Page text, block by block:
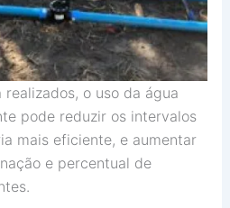
o uso da água
pode reduzir os intervalos
mais eficiente, e aumentar
e percentual de